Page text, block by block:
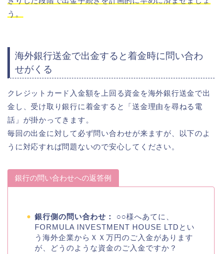
う。
海外銀行送金で出金すると着金時に問い合わ
せがくる
クレジットカード入金額を上回る資金を海外銀行送金で出
金し、受け取り銀行に着金すると「送金理由を尋ねる電
話」が掛かってきます。
毎回の出金に対して必ず問い合わせが来ますが、以下のよ
うに対応すれば問題ないので安心してください。
銀行の問い合わせへの返答例
銀行側の問い合わせ：
○○様へあてに、
FORMULA INVESTMENT HOUSE LTDとい
う海外企業からＸＸ万円のご入金があります
が、どうのような資金のご入金ですか？